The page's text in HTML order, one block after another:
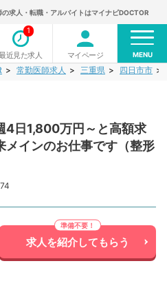
の求人・転職・アルバイトはマイナビDOCTOR
近見た求人
1
マイページ MENU
常勤医師求人 三重県 四日市市
4日1,800万円～と高額求
メインのお仕事です（整形
求人を紹介してもらう